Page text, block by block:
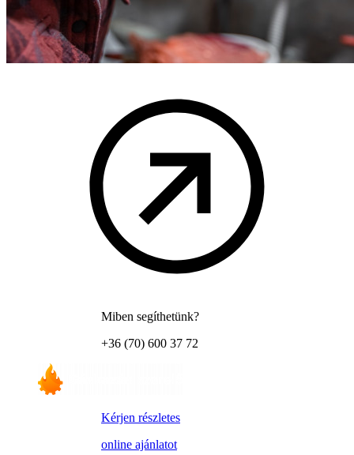
Miben segíthetünk?
+36 (70) 600 37 72
Kérjen részletes
online ajánlatot